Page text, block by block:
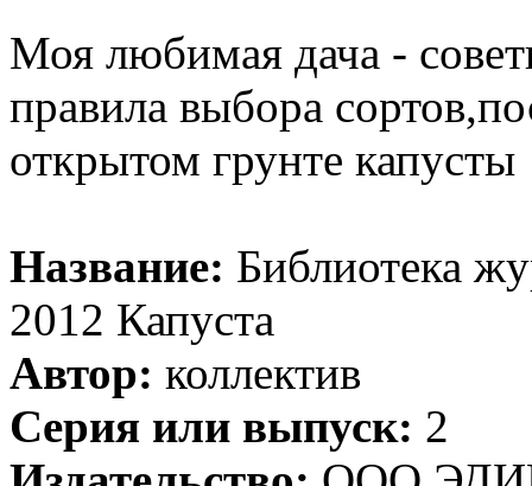
Моя любимая дача -
правила выбора
открытом грунте капусты
Название: Библиотека
2012 Капуста
Автор: коллектив
Серия или выпуск: 2